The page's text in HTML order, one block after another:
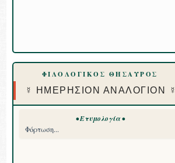
ΦΙΛΟΛΟΓΙΚΟΣ ΘΗΣΑΥΡΟΣ
☿ ΗΜΕΡΗΣΙΟΝ ΑΝΑΛΟΓΙΟΝ ☿
• Ετυμολογία •
Φόρτωση...